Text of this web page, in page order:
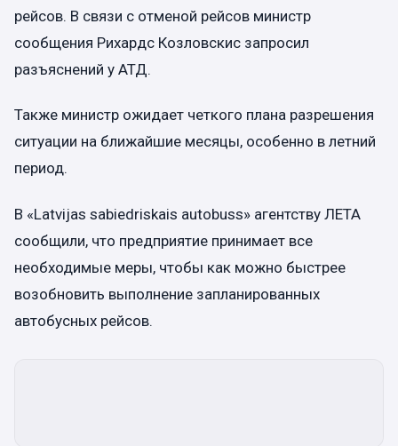
рейсов. В связи с отменой рейсов министр
сообщения Рихардс Козловскис запросил
разъяснений у АТД.
Также министр ожидает четкого плана разрешения
ситуации на ближайшие месяцы, особенно в летний
период.
В «Latvijas sabiedriskais autobuss» агентству ЛЕТА
сообщили, что предприятие принимает все
необходимые меры, чтобы как можно быстрее
возобновить выполнение запланированных
автобусных рейсов.